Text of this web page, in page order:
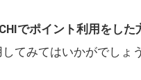
でポイント利用をし
てみてはいかがでしょ